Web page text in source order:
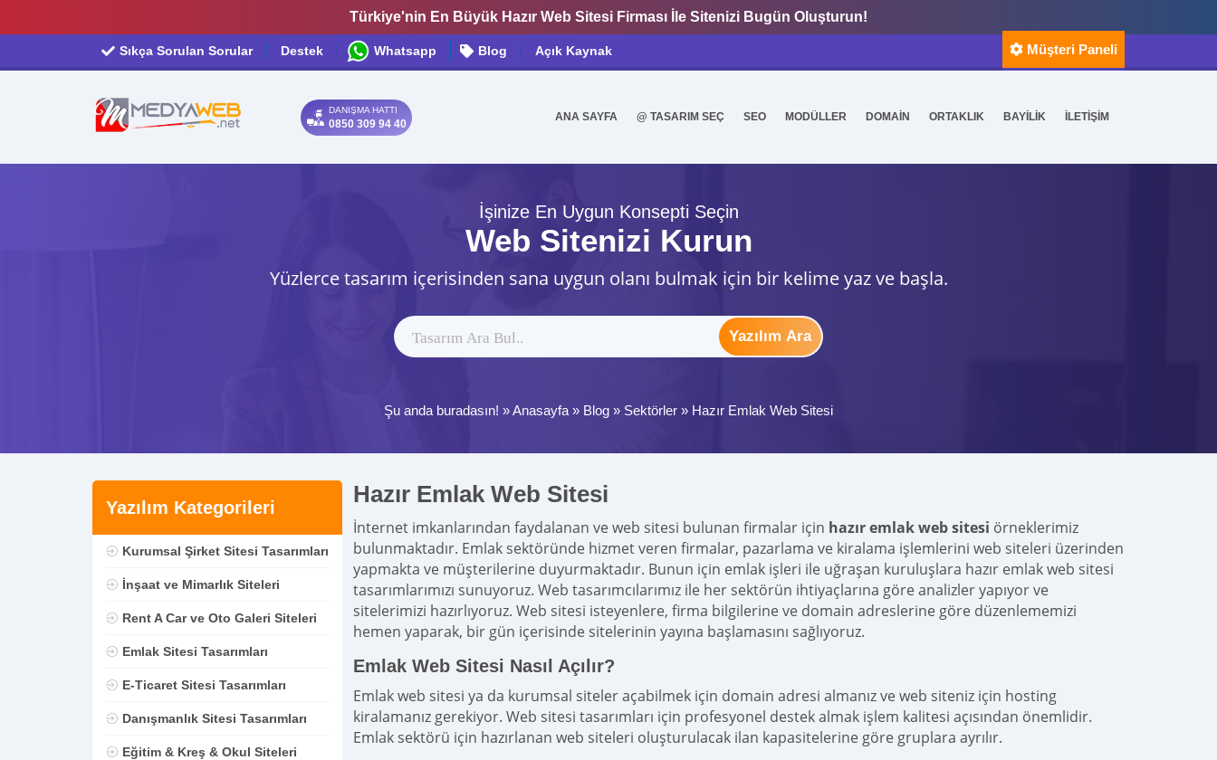
Türkiye'nin En Büyük Hazır Web Sitesi Firması İle Sitenizi Bugün Oluşturun!
Sıkça Sorulan Sorular Destek Whatsapp Blog Açık Kaynak Müşteri Paneli
DANIŞMA HATTI
0850 309 94 40
ANA SAYFA @ TASARIM SEÇ SEO MODÜLLER DOMAİN ORTAKLIK BAYİLİK İLETİŞİM
İşinize En Uygun Konsepti Seçin
Web Sitenizi Kurun
Yüzlerce tasarım içerisinden sana uygun olanı bulmak için bir kelime yaz ve başla.
Yazılım Ara
Şu anda buradasın! »Anasayfa » Blog » Sektörler » Hazır Emlak Web Sitesi
Yazılım Kategorileri
Kurumsal Şirket Sitesi Tasarımları
İnşaat ve Mimarlık Siteleri
Rent A Car ve Oto Galeri Siteleri
Emlak Sitesi Tasarımları
E-Ticaret Sitesi Tasarımları
Danışmanlık Sitesi Tasarımları
Eğitim & Kreş & Okul Siteleri
Hazır Emlak Web Sitesi
İnternet imkanlarından faydalanan ve web sitesi bulunan firmalar için hazır emlak web sitesi örneklerimiz
bulunmaktadır. Emlak sektöründe hizmet veren firmalar, pazarlama ve kiralama işlemlerini web siteleri üzerinden
yapmakta ve müşterilerine duyurmaktadır. Bunun için emlak işleri ile uğraşan kuruluşlara hazır emlak web sitesi
tasarımlarımızı sunuyoruz. Web tasarımcılarımız ile her sektörün ihtiyaçlarına göre analizler yapıyor ve
sitelerimizi hazırlıyoruz. Web sitesi isteyenlere, firma bilgilerine ve domain adreslerine göre düzenlememizi
hemen yaparak, bir gün içerisinde sitelerinin yayına başlamasını sağlıyoruz.
Emlak Web Sitesi Nasıl Açılır?
Emlak web sitesi ya da kurumsal siteler açabilmek için domain adresi almanız ve web siteniz için hosting
kiralamanız gerekiyor. Web sitesi tasarımları için profesyonel destek almak işlem kalitesi açısından önemlidir.
Emlak sektörü için hazırlanan web siteleri oluşturulacak ilan kapasitelerine göre gruplara ayrılır.